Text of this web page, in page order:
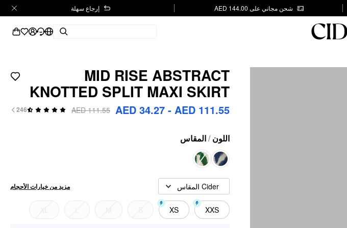
شحن مجاني على AED 144.00 إرجاع سهلة
MID RISE ABSTRACT
KNOTTED SPLIT MAXI SKIRT
AED 34.27 - AED 111.55
AED 111.55
246
اللون /المقاس
Cider المقاس مزيد من خيارات الأحجام
XXS
XS